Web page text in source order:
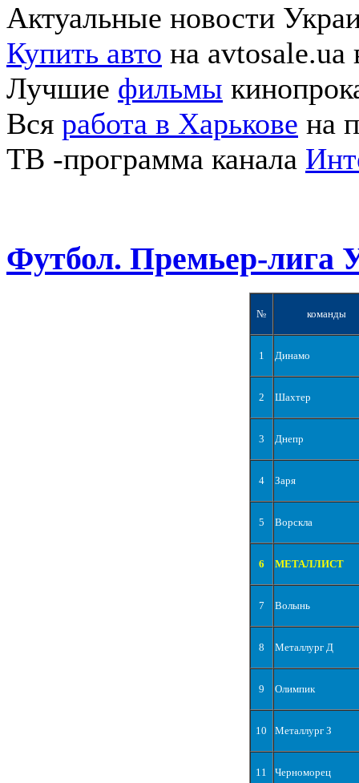
Актуальные новости
Купить авто на avtosale.ua
Лучшие фильмы
Вся работа в Харькове на
ТВ -программа канала
Футбол. Премьер-лига
№ команды
1 Динамо
2 Шахтер
3 Днепр
4 Заря
5 Ворскла
6 МЕТАЛЛИСТ
7 Волынь
8 Металлург Д
9 Олимпик
10 Металлург З
11 Черноморец